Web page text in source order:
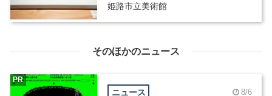
姫路市立美術館
そのほかのニュース
ニュース 8/6
PR